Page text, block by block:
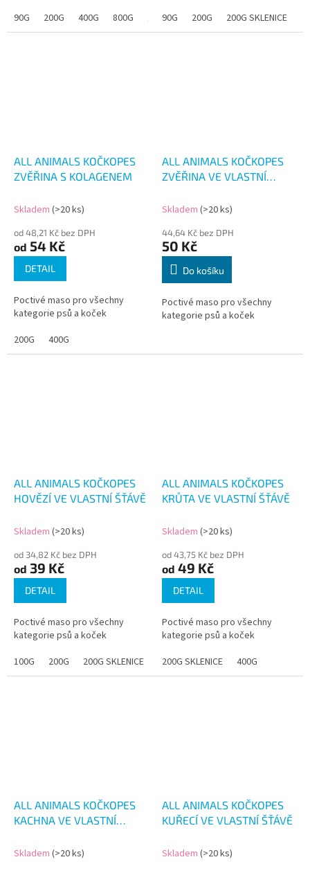
90G
200G 400G 800G 1.2KG90G
200G 200G SKLENICE
ALL ANIMALS KOČKOPES
ZVĚŘINA S KOLAGENEM
Skladem (>20 ks)
od 48,21 Kč bez DPH
od 54 Kč
DETAIL
Poctivé maso pro všechny
kategorie psů a koček
200G
400G
ALL ANIMALS KOČKOPES
ZVĚŘINA VE VLASTNÍ
Skladem (>20 ks)
44,64 Kč bez DPH
50 Kč
Do košíku
Poctivé maso pro všechny
kategorie psů a koček
ALL ANIMALS KOČKOPES
HOVĚZÍ VE VLASTNÍ ŠŤÁVĚ
Skladem (>20 ks)
od 34,82 Kč bez DPH
od 39 Kč
DETAIL
Poctivé maso pro všechny
kategorie psů a koček
100G
200G 200G SKLENICE 400G 800G 1.2KG
ALL ANIMALS KOČKOPES
KRŮTA VE VLASTNÍ ŠŤÁVĚ
Skladem (>20 ks)
od 43,75 Kč bez DPH
od 49 Kč
DETAIL
Poctivé maso pro všechny
kategorie psů a koček
200G SKLENICE
400G
ALL ANIMALS KOČKOPES
KACHNA VE VLASTNÍ
Skladem (>20 ks)
ALL ANIMALS KOČKOPES
KUŘECÍ VE VLASTNÍ ŠŤÁVĚ
Skladem (>20 ks)